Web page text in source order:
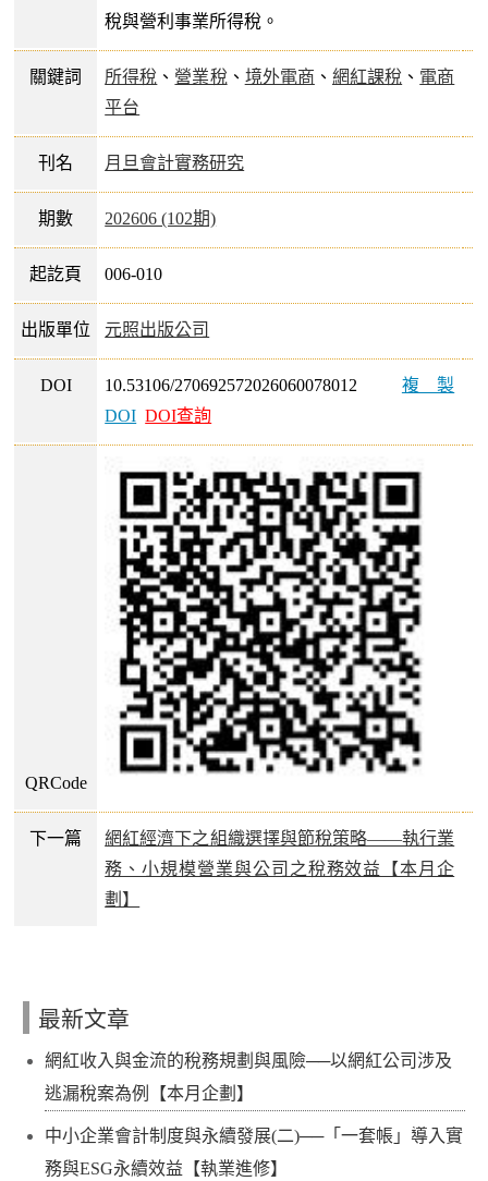
稅與營利事業所得稅。
關鍵詞 所得稅 、 營業稅 、 境外電商 、 網紅課稅 、 電商
平台
刊名 月旦會計實務研究
期數 202606 (102期)
起訖頁 006-010
出版單位 元照出版公司
DOI 10.53106/270692572026060078012 複製
DOI DOI查詢
QRCode
下一篇
網紅經濟下之組織選擇與節稅策略——執行業
務、小規模營業與公司之稅務效益【本月企
劃】
最新文章
網紅收入與金流的稅務規劃與風險──以網紅公司涉及
逃漏稅案為例【本月企劃】
中小企業會計制度與永續發展(二)──「一套帳」導入實
務與ESG永續效益【執業進修】